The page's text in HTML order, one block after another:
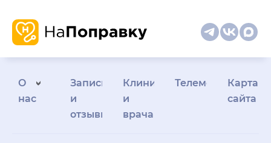
О
нас
Запись
и
отзывы
Клиникам
и
врачам
Телемедицина
Карта
сайта